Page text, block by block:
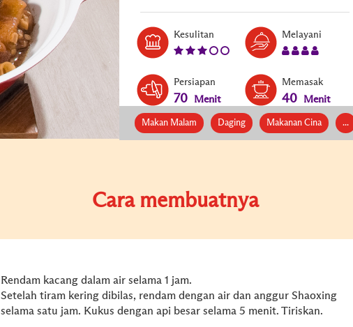
Kesulitan Melayani
Persiapan
70 Menit
Memasak
40 Menit
Makan Malam Daging Makanan Cina ...
Cara membuatnya
Rendam kacang dalam air selama 1 jam.
Setelah tiram kering dibilas, rendam dengan air dan anggur Shaoxing
selama satu jam. Kukus dengan api besar selama 5 menit. Tiriskan.